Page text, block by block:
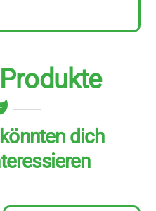
dich